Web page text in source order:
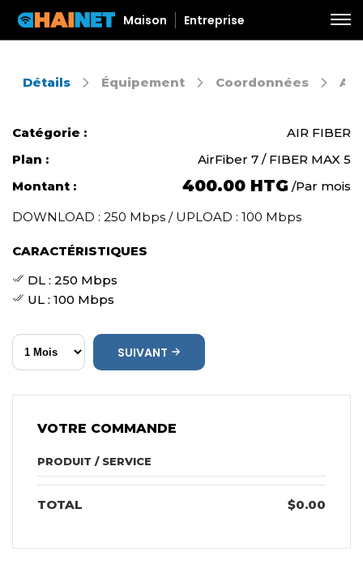
Maison Entreprise
Détails Équipement Coordonnées
Catégorie :
AIR FIBER
Plan :
AirFiber 7 / FIBER MAX 5
Montant :
400.00 HTG /Par mois
DOWNLOAD : 250 Mbps / UPLOAD : 100 Mbps
CARACTÉRISTIQUES
DL : 250 Mbps
UL : 100 Mbps
SUIVANT
VOTRE COMMANDE
PRODUIT / SERVICE
TOTAL $0.00